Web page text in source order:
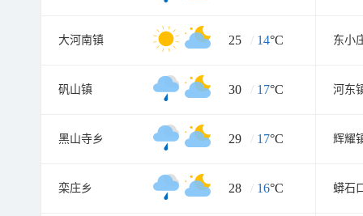
大河南镇 25 / 14°C 东小
矾山镇 30 / 17°C 河东
黑山寺乡 29 / 17°C 辉耀
栾庄乡 28 / 16°C 蟒石